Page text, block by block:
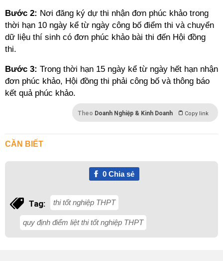
Bước 2: Nơi đăng ký dự thi nhận đơn phúc khảo trong
thời hạn 10 ngày kể từ ngày công bố điểm thi và chuyển
dữ liệu thí sinh có đơn phúc khảo bài thi đến Hội đồng
thi.
Bước 3: Trong thời hạn 15 ngày kể từ ngày hết hạn nhận
đơn phúc khảo, Hội đồng thi phải công bố và thông báo
kết quả phúc khảo.
Theo Doanh Nghiệp & Kinh Doanh Copy link
CẦN BIẾT
0Chia sẻ
Tag: thi tốt nghiệp THPT
quy định điểm liệt thi tốt nghiệp THPT